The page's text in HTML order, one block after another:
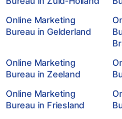
Online Marketing
Bureau in Gelderland
Online Marketing
Bureau in Zeeland
Online Marketing
Bureau in Friesland